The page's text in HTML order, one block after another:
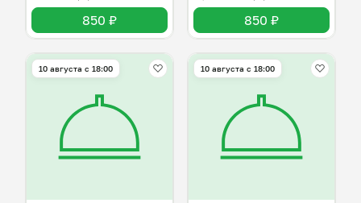
850 ₽ 850 ₽
10 августа с 18:00 10 августа с 18:00